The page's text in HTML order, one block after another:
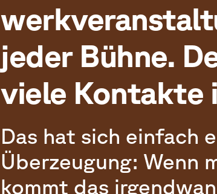
jeder Bühne.
viele Kontakte
Das hat sich einfach
Überzeugung: Wenn
kommt das